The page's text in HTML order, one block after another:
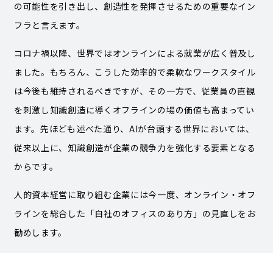
の可能性を引き出し、創造性を発揮させるための重要なイン
フラと言えます。
コロナ禍以降、世界ではオンラインによる就業が広く普及し
ました。もちろん、こうした効率的で柔軟なワークスタイル
は今後も維持されるべきですが、その一方で、従業員の直観
を刺激し知識創造に導くオフラインの場の価値も高まってい
ます。先ほども述べた通り、AIが台頭する世界においては、
従来以上に、知識創造が企業の競争力を強化する要素となる
からです。
人的資本経営に取り組む企業には今一度、オンライン・オフ
ラインを総合した「自社のオフィスのあり方」の見直しをお
勧めします。